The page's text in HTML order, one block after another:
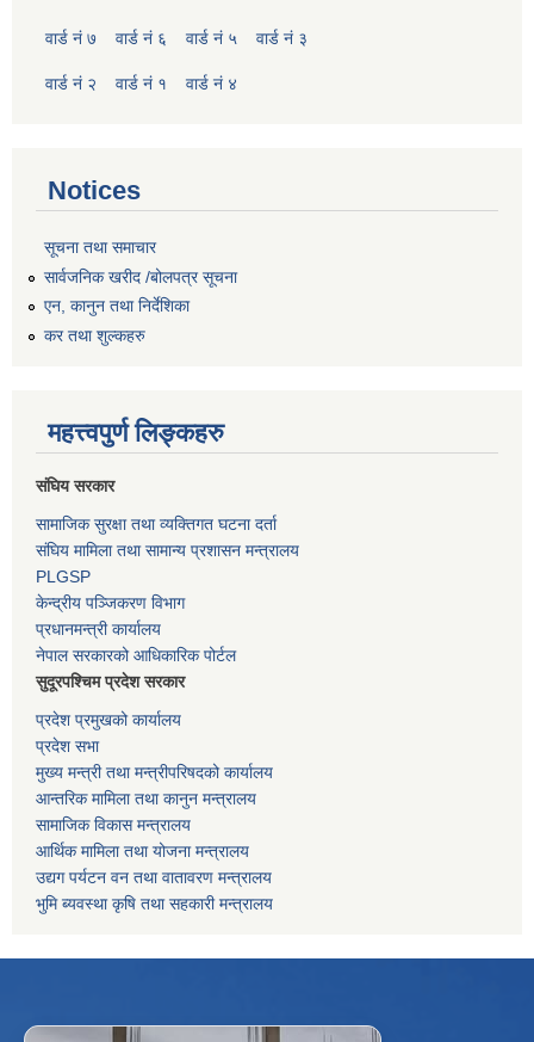
वार्ड नं ७ वार्ड नं ६ वार्ड नं ५ वार्ड नं ३
वार्ड नं २ वार्ड नं १ वार्ड नं ४
Notices
सूचना तथा समाचार
सार्वजनिक खरीद /बोलपत्र सूचना
एन, कानुन तथा निर्देशिका
कर तथा शुल्कहरु
महत्त्वपुर्ण लिङ्कहरु
संघिय सरकार
सामाजिक सुरक्षा तथा व्यक्तिगत घटना दर्ता
संघिय मामिला तथा सामान्य प्रशासन मन्त्रालय
PLGSP
केन्द्रीय पञ्जिकरण विभाग
प्रधानमन्त्री कार्यालय
नेपाल सरकारको आधिकारिक पोर्टल
सुदूरपश्चिम प्रदेश सरकार
प्रदेश प्रमुखको कार्यालय
प्रदेश सभा
मुख्य मन्त्री तथा मन्त्रीपरिषदको कार्यालय
आन्तरिक मामिला तथा कानुन मन्त्रालय
सामाजिक विकास मन्त्रालय
आर्थिक मामिला तथा योजना मन्त्रालय
उद्यग पर्यटन वन तथा वातावरण मन्त्रालय
भुमि ब्यवस्था कृषि तथा सहकारी मन्त्रालय